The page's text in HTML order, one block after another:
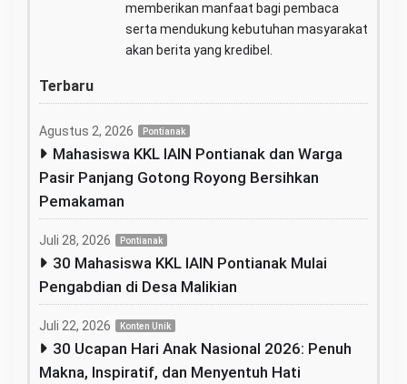
memberikan manfaat bagi pembaca
serta mendukung kebutuhan masyarakat
akan berita yang kredibel.
Terbaru
Agustus 2, 2026 Pontianak
Mahasiswa KKL IAIN Pontianak dan Warga
Pasir Panjang Gotong Royong Bersihkan
Pemakaman
Juli 28, 2026 Pontianak
30 Mahasiswa KKL IAIN Pontianak Mulai
Pengabdian di Desa Malikian
Juli 22, 2026 Konten Unik
30 Ucapan Hari Anak Nasional 2026: Penuh
Makna, Inspiratif, dan Menyentuh Hati